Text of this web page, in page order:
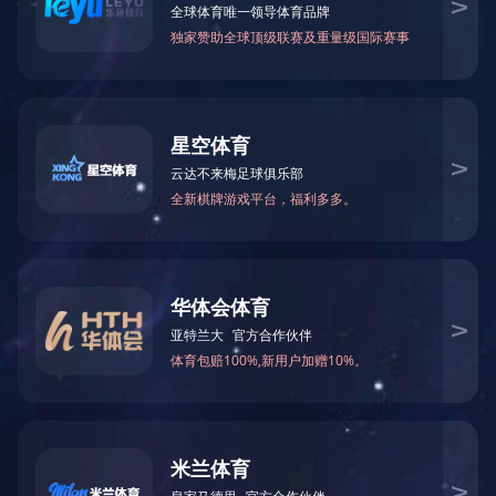
唐山唐海铭途加气站
该站位于唐山市唐海县，设置1台60m3LNG储罐、1台低温泵、2
台LNG加气机、1台高压柱塞泵、2台CNG加气机等，可满足每
天约200辆CNG出租车和80辆LNG公交及重卡加气。